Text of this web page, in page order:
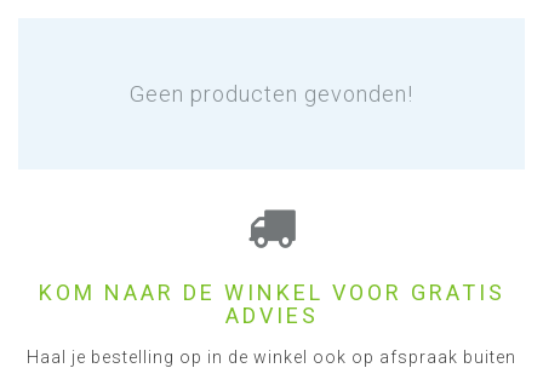
Geen producten gevonden!
KOM NAAR DE WINKEL VOOR GRATIS
ADVIES
Haal je bestelling op in de winkel ook op afspraak buiten